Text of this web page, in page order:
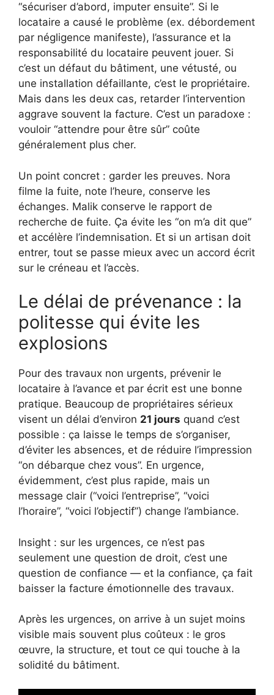
“sécuriser d’abord, imputer ensuite”. Si le
locataire a causé le problème (ex. débordement
par négligence manifeste), l’assurance et la
responsabilité du locataire peuvent jouer. Si
c’est un défaut du bâtiment, une vétusté, ou
une installation défaillante, c’est le propriétaire.
Mais dans les deux cas, retarder l’intervention
aggrave souvent la facture. C’est un paradoxe :
vouloir “attendre pour être sûr” coûte
généralement plus cher.
Un point concret : garder les preuves. Nora
filme la fuite, note l’heure, conserve les
échanges. Malik conserve le rapport de
recherche de fuite. Ça évite les “on m’a dit que”
et accélère l’indemnisation. Et si un artisan doit
entrer, tout se passe mieux avec un accord écrit
sur le créneau et l’accès.
Le délai de prévenance : la
politesse qui évite les
explosions
Pour des travaux non urgents, prévenir le
locataire à l’avance et par écrit est une bonne
pratique. Beaucoup de propriétaires sérieux
visent un délai d’environ 21 jours quand c’est
possible : ça laisse le temps de s’organiser,
d’éviter les absences, et de réduire l’impression
“on débarque chez vous”. En urgence,
évidemment, c’est plus rapide, mais un
message clair (“voici l’entreprise”, “voici
l’horaire”, “voici l’objectif”) change l’ambiance.
Insight : sur les urgences, ce n’est pas
seulement une question de droit, c’est une
question de confiance — et la confiance, ça fait
baisser la facture émotionnelle des travaux.
Après les urgences, on arrive à un sujet moins
visible mais souvent plus coûteux : le gros
œuvre, la structure, et tout ce qui touche à la
solidité du bâtiment.